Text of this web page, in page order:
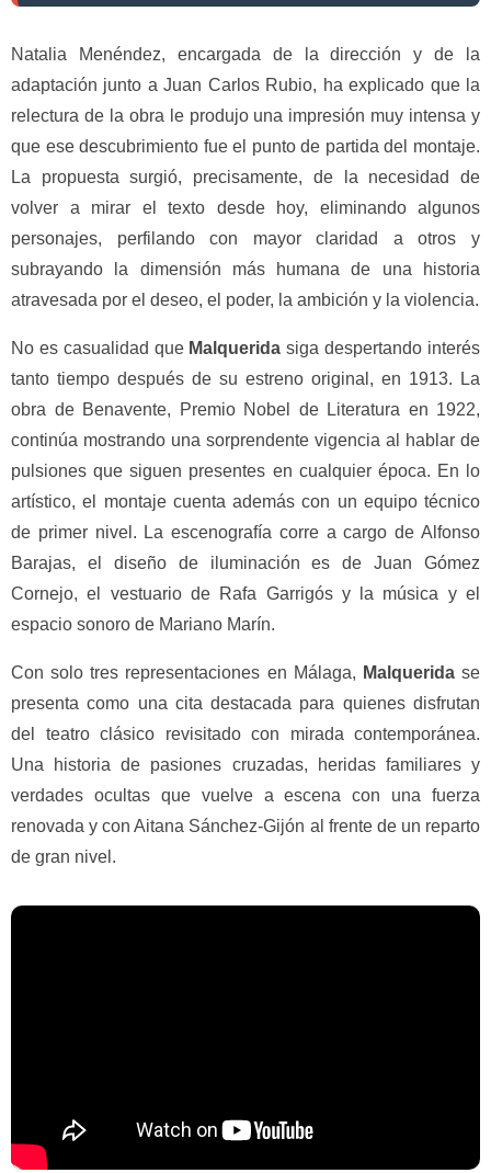
Natalia Menéndez, encargada de la dirección y de la
adaptación junto a Juan Carlos Rubio, ha explicado que la
relectura de la obra le produjo una impresión muy intensa y
que ese descubrimiento fue el punto de partida del montaje.
La propuesta surgió, precisamente, de la necesidad de
volver a mirar el texto desde hoy, eliminando algunos
personajes, perfilando con mayor claridad a otros y
subrayando la dimensión más humana de una historia
atravesada por el deseo, el poder, la ambición y la violencia.
No es casualidad que Malquerida siga despertando interés
tanto tiempo después de su estreno original, en 1913. La
obra de Benavente, Premio Nobel de Literatura en 1922,
continúa mostrando una sorprendente vigencia al hablar de
pulsiones que siguen presentes en cualquier época. En lo
artístico, el montaje cuenta además con un equipo técnico
de primer nivel. La escenografía corre a cargo de Alfonso
Barajas, el diseño de iluminación es de Juan Gómez
Cornejo, el vestuario de Rafa Garrigós y la música y el
espacio sonoro de Mariano Marín.
Con solo tres representaciones en Málaga, Malqueridase
presenta como una cita destacada para quienes disfrutan
del teatro clásico revisitado con mirada contemporánea.
Una historia de pasiones cruzadas, heridas familiares y
verdades ocultas que vuelve a escena con una fuerza
renovada y con Aitana Sánchez-Gijón al frente de un reparto
de gran nivel.